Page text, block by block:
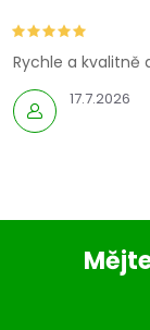
17.7.2026
Rychle a kvalitně